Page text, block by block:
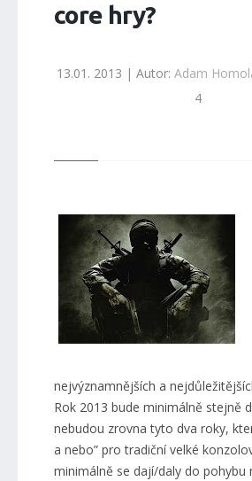
core hry?
13.01. 2013 | Autor: Adam
4
nejvýznamnějších a
Rok 2013 bude minimálně stejně
nebudou zrovna tyto dva roky,
a nebo” pro tradiční velké
minimálně se dají/daly do pohybu